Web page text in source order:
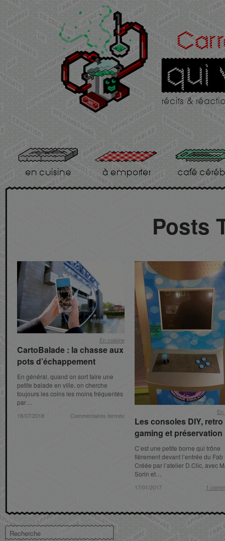
Posts
En cuisine
CartoBalade : la chasse aux
pots d’échappement
En général, quand on sort faire une
petite balade en ville, on cherche
toujours les coins les moins fréquentés
par…
18/07/2018 Commentaires fermés
CartoBalade
chasse
d’échappement
En cuisine
CartoBalade : la chasse aux
pots d’échappement
18/07/2018 Commentaires fermés
CartoBalade
chasse
d’échappement
Les consoles DIY, retro
gaming et préservation
C’est une petite borne qui trône
fièrement devant l’entrée du Fab
Créée par l’atelier D.Clic, avec
Sorin et…
17/01/2017 1
Les consoles DIY, retro
gaming et préservation
17/01/2017 1